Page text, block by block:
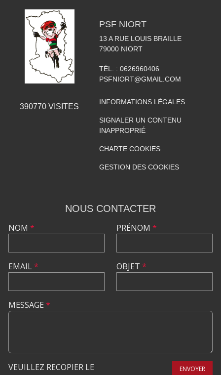
390770 VISITES
PSF NIORT
13 A RUE LOUIS BRAILLE
79000 NIORT
TÉL. : 0626960406
PSFNIORT@GMAIL.COM
INFORMATIONS LÉGALES
SIGNALER UN CONTENU
INAPPROPRIÉ
CHARTE COOKIES
GESTION DES COOKIES
NOUS CONTACTER
NOM *
EMAIL*
PRÉNOM *
OBJET *
MESSAGE *
VEUILLEZ RECOPIER LE
ENVOYER